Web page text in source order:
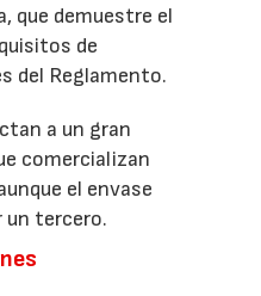
que demuestre el
de
del Reglamento.
a un gran
comercializan
el envase
un tercero.